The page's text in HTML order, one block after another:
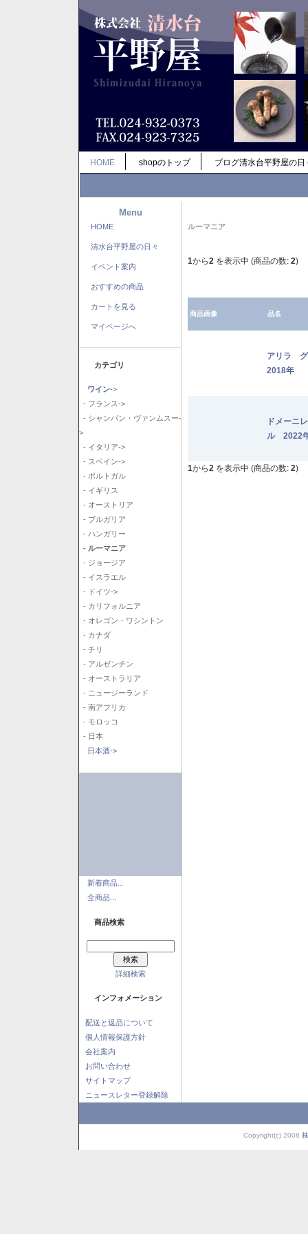
HOME shopのトップ ブログ清水台平野屋の日
Menu
HOME
清水台平野屋の日々
イベント案内
おすすめの商品
カートを見る
マイページへ
カテゴリ
ワイン->
- フランス->
- シャンパン・ヴァンムスー-
>
- イタリア->
- スペイン->
- ポルトガル
- イギリス
- オーストリア
- ブルガリア
- ハンガリー
- ルーマニア
- ジョージア
- イスラエル
- ドイツ->
- カリフォルニア
- オレゴン・ワシントン
- カナダ
- チリ
- アルゼンチン
- オーストラリア
- ニュージーランド
- 南アフリカ
- モロッコ
- 日本
日本酒->
新着商品...
全商品...
商品検索
詳細検索
インフォメーション
配送と返品について
個人情報保護方針
会社案内
お問い合わせ
サイトマップ
ニュースレター登録解除
ルーマニア
1から2 を表示中 (商品の数: 2)
商品画像 品名
アリラ
2018年
ドメーニ
ル 2022
1から2 を表示中 (商品の数: 2)
Copyright(c) 2008